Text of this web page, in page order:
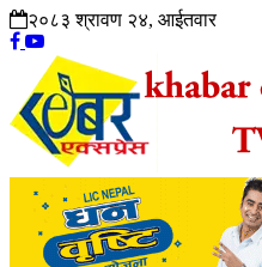
२०८३ श्रावण २४, आईतवार